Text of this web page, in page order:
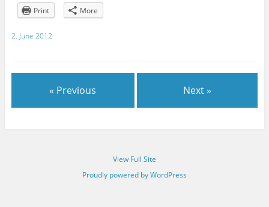
Print
More
2. June 2012
« Previous Next »
View Full Site
Proudly powered by WordPress